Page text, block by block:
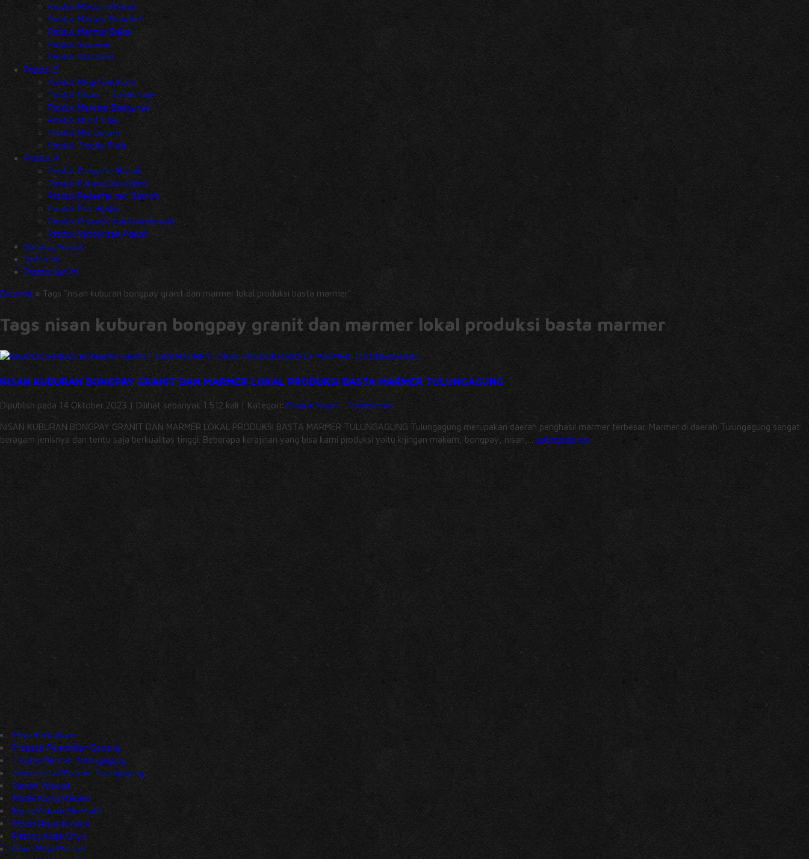
Produk Makam Mewah
Produk Makam Standart
Produk Marmer Bakar
Produk Souvenir
Produk Wastafel
Produk 3
Produk Meja Dan Kursi
Produk Nisan – Tombstone
Produk Material Bangunan
Produk Motif Inlay
Produk Mix Logam
Produk Trophy Piala
Produk 4
Produk Parquete Mozaik
Produk Patung Dan Relief
Produk Pedestal dan Bathub
Produk Pen Holder
Produk Prasasti dan Nameboard
Produk Vandel dan Plakat
Katalog Produk
Daftar Isi
Promo Hari Ini
Beranda » Tags "nisan kuburan bongpay granit dan marmer lokal produksi basta marmer"
Tags nisan kuburan bongpay granit dan marmer lokal produksi basta marmer
NISAN KUBURAN BONGPAY GRANIT DAN MARMER LOKAL PRODUKSI BASTA MARMER TULUNGAGUNG
Dipublish pada 14 Oktober 2023 | Dilihat sebanyak 1.512 kali | Kategori: Produk Nisan - Tombstone
NISAN KUBURAN BONGPAY GRANIT DAN MARMER LOKAL PRODUKSI BASTA MARMER TULUNGAGUNG Tulungagung merupakan daerah penghasil marmer terbesar. Marmer di daerah Tulungagung sangat
beragam jenisnya dan tentu saja berkualitas tinggi. Beberapa kerajinan yang bisa kami produksi yaitu kijingan makam, bongpay, nisan,... selengkapnya
Meja Batu Alam
Prasasti Peresmian Gedung
Trophy Marmer Tulungagung
Jenis Lantai Marmer Tulungagung
Vandel Wisuda
Model Kijing Makam
Kijing Makam Minimalis
Model Nisan Kristen
Patung Kuda Onyx
Daun Meja Marmer